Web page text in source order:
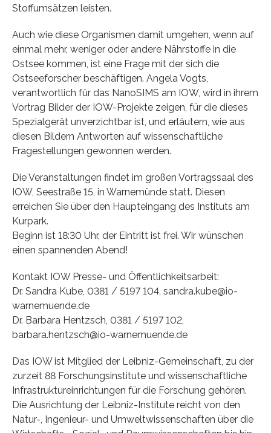
Stoffumsätzen leisten.
Auch wie diese Organismen damit umgehen, wenn auf
einmal mehr, weniger oder andere Nährstoffe in die
Ostsee kommen, ist eine Frage mit der sich die
Ostseeforscher beschäftigen. Angela Vogts,
verantwortlich für das NanoSIMS am IOW, wird in ihrem
Vortrag Bilder der IOW-Projekte zeigen, für die dieses
Spezialgerät unverzichtbar ist, und erläutern, wie aus
diesen Bildern Antworten auf wissenschaftliche
Fragestellungen gewonnen werden.
Die Veranstaltungen findet im großen Vortragssaal des
IOW, Seestraße 15, in Warnemünde statt. Diesen
erreichen Sie über den Haupteingang des Instituts am
Kurpark.
Beginn ist 18:30 Uhr, der Eintritt ist frei. Wir wünschen
einen spannenden Abend!
Kontakt IOW Presse- und Öffentlichkeitsarbeit:
Dr. Sandra Kube, 0381 / 5197 104, sandra.kube@io-
warnemuende.de
Dr. Barbara Hentzsch, 0381 / 5197 102,
barbara.hentzsch@io-warnemuende.de
Das IOW ist Mitglied der Leibniz-Gemeinschaft, zu der
zurzeit 88 Forschungsinstitute und wissenschaftliche
Infrastruktureinrichtungen für die Forschung gehören.
Die Ausrichtung der Leibniz-Institute reicht von den
Natur-, Ingenieur- und Umweltwissenschaften über die